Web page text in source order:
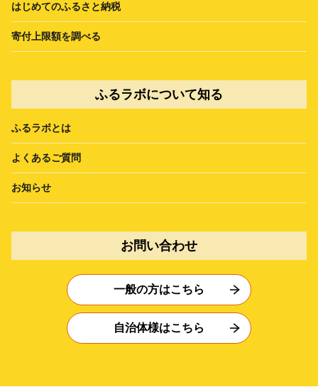
はじめてのふるさと納税
寄付上限額を調べる
ふるラボについて知る
ふるラボとは
よくあるご質問
お知らせ
お問い合わせ
一般の方はこちら
自治体様はこちら